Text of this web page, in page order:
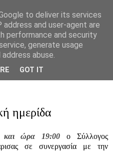
Ιπποκράτειος
ημερίδα
και ώρα 19:00 ο Σύλλογος
σε συνεργασία με την
to deliver its services
and user-agent are
performance and security
generate usage
abuse.
GOT IT